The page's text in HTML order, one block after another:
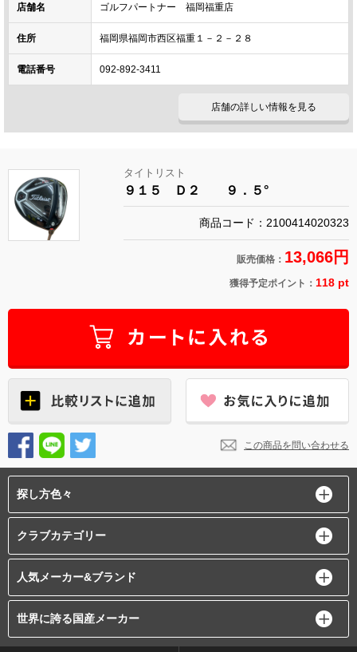
店舗名 ゴルフパートナー 福岡福重店
住所 福岡県福岡市西区福重１－２－２８
電話番号 092-892-3411
店舗の詳しい情報を見る
タイトリスト
９１５ Ｄ２ ９．５°
商品コード：2100414020323
販売価格： 13,066円
獲得予定ポイント： 118 pt
この商品を問い合わせる
探し方色々
クラブカテゴリー
人気メーカー&ブランド
世界に誇る国産メーカー